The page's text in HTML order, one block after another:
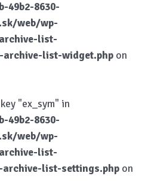
49b2-8630-
web/wp-
list-
list-widget.php on
"ex_sym" in
49b2-8630-
web/wp-
list-
list-settings.php on